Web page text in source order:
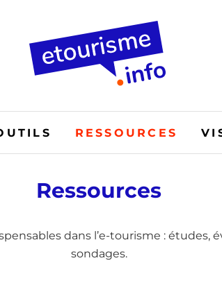
RESSOURCES
Ressources
dans l’e-tourisme : études,
sondages.